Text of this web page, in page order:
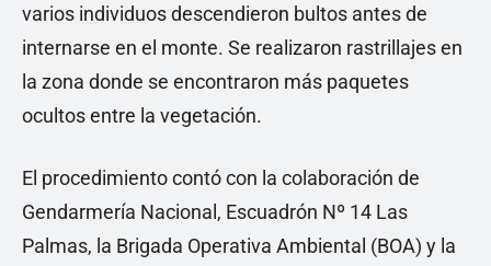
varios individuos descendieron bultos antes de
internarse en el monte. Se realizaron rastrillajes en
la zona donde se encontraron más paquetes
ocultos entre la vegetación.
El procedimiento contó con la colaboración de
Gendarmería Nacional, Escuadrón Nº 14 Las
Palmas, la Brigada Operativa Ambiental (BOA) y la